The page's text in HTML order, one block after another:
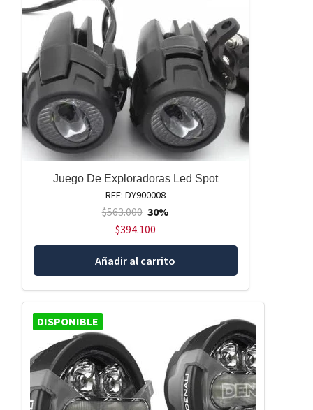
Juego De Exploradoras Led Spot
REF: DY900008
$563.000 30%
$394.100
Añadir al carrito
DISPONIBLE